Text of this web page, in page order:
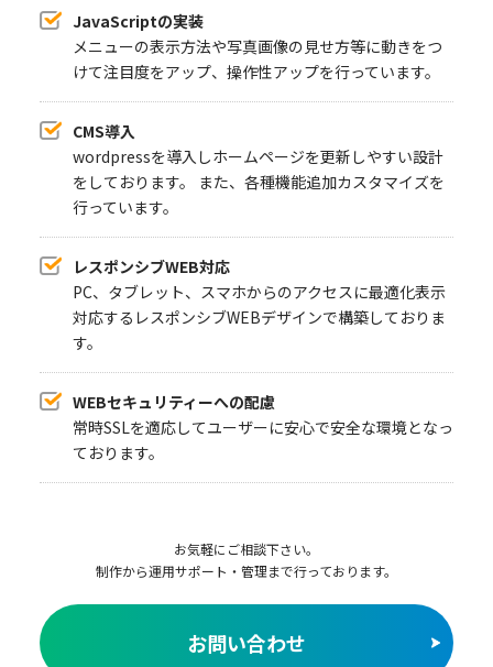
JavaScriptの実装
メニューの表示方法や写真画像の見せ方等に動きをつ
けて注目度をアップ、操作性アップを行っています。
CMS導入
wordpressを導入しホームページを更新しやすい設計
をしております。 また、各種機能追加カスタマイズを
行っています。
レスポンシブWEB対応
PC、タブレット、スマホからのアクセスに最適化表示
対応するレスポンシブWEBデザインで構築しておりま
す。
WEBセキュリティーへの配慮
常時SSLを適応してユーザーに安心で安全な環境となっ
ております。
お気軽にご相談下さい。
制作から運用サポート・管理まで行っております。
お問い合わせ